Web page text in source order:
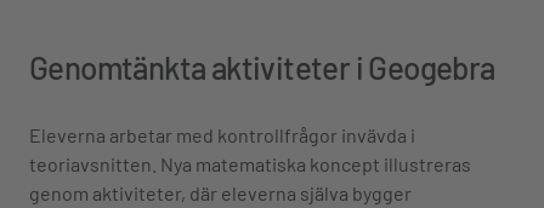
Genomtänkta aktiviteter i Geogebra
Eleverna arbetar med kontrollfrågor invävda i
teoriavsnitten. Nya matematiska koncept illustreras
genom aktiviteter, där eleverna själva bygger